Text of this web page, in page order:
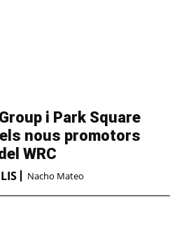
i Park Square
nous promotors
WRC
Nacho Mateo